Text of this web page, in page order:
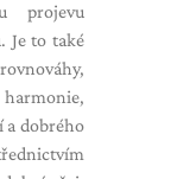
projevu
Je to také
a dobrého